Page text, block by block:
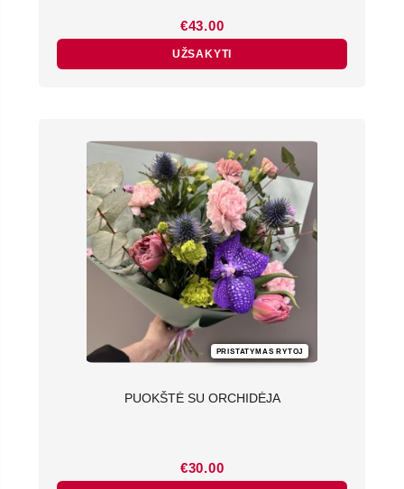
€43.00
UŽSAKYTI
PRISTATYMAS RYTOJ
PUOKŠTĖ SU ORCHIDĖJA
€30.00